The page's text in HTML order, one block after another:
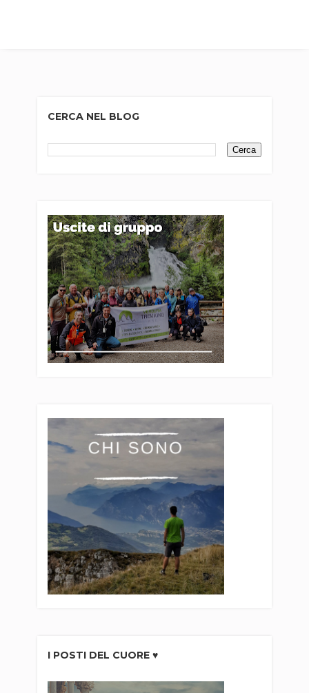
CERCA NEL BLOG
I POSTI DEL CUORE ♥